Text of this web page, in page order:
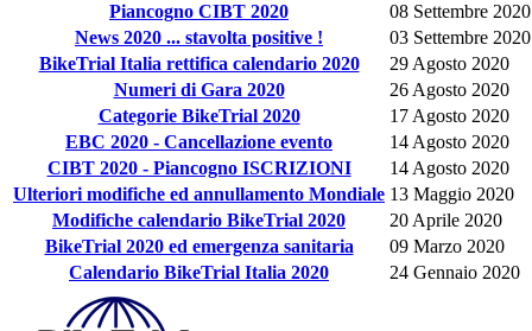
Piancogno CIBT 2020
08 Settembre 2020
News 2020 ... stavolta positive !
03 Settembre 2020
BikeTrial Italia rettifica calendario 2020
29 Agosto 2020
Numeri di Gara 2020
26 Agosto 2020
Categorie BikeTrial 2020
17 Agosto 2020
EBC 2020 - Cancellazione evento
14 Agosto 2020
CIBT 2020 - Piancogno ISCRIZIONI
14 Agosto 2020
Ulteriori modifiche ed annullamento Mondiale 13 Maggio 2020
Modifiche calendario BikeTrial 2020
20 Aprile 2020
BikeTrial 2020 ed emergenza sanitaria
09 Marzo 2020
Calendario BikeTrial Italia 2020
24 Gennaio 2020